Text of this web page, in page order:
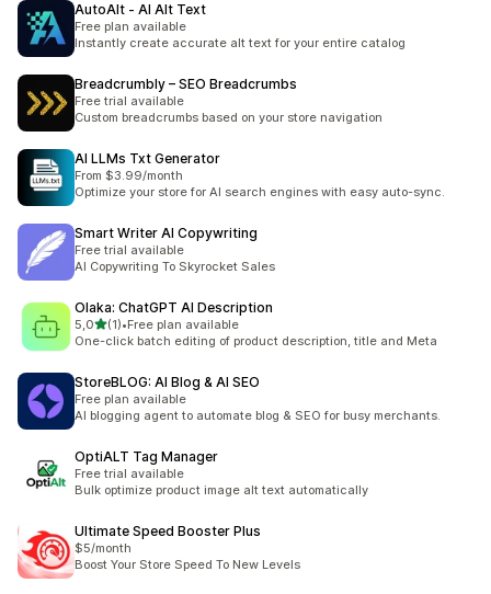
AutoAlt ‑ AI Alt Text
Free plan available
Instantly create accurate alt text for your entire catalog
Breadcrumbly – SEO Breadcrumbs
Free trial available
Custom breadcrumbs based on your store navigation
AI LLMs Txt Generator
From $3.99/month
Optimize your store for AI search engines with easy auto-sync.
Smart Writer AI Copywriting
Free trial available
AI Copywriting To Skyrocket Sales
Olaka: ChatGPT AI Description
5,0/ 5 tähteä
(1)
1 arvostelua yhteensä
•Free plan available
One-click batch editing of product description, title and Meta
StoreBLOG: AI Blog & AI SEO
Free plan available
AI blogging agent to automate blog & SEO for busy merchants.
OptiALT Tag Manager
Free trial available
Bulk optimize product image alt text automatically
Ultimate Speed Booster Plus
$5/month
Boost Your Store Speed To New Levels